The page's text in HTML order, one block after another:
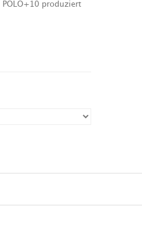
POLO+10 produziert